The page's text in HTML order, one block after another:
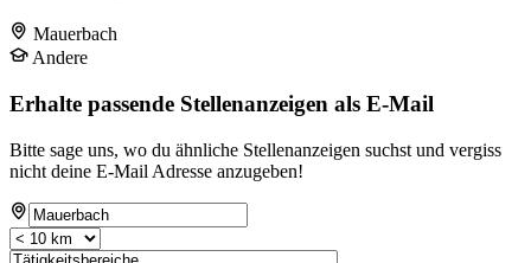
Mauerbach
Andere
Erhalte passende Stellenanzeigen als E-Mail
Bitte sage uns, wo du ähnliche Stellenanzeigen suchst und vergiss
nicht deine E-Mail Adresse anzugeben!